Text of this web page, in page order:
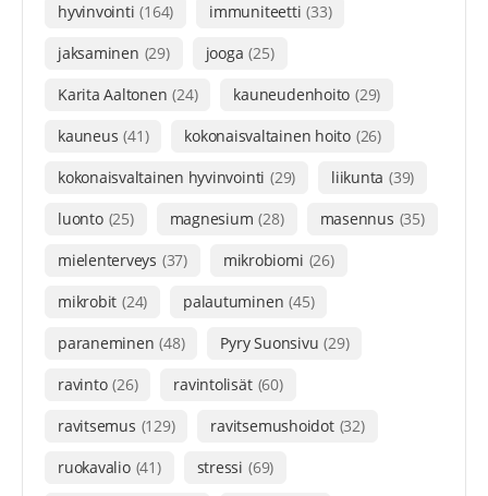
hyvinvointi (164) immuniteetti (33)
jaksaminen (29) jooga (25)
Karita Aaltonen (24) kauneudenhoito (29)
kauneus (41) kokonaisvaltainen hoito (26)
kokonaisvaltainen hyvinvointi (29) liikunta (39)
luonto (25) magnesium (28) masennus (35)
mielenterveys (37) mikrobiomi (26)
mikrobit (24) palautuminen (45)
paraneminen (48) Pyry Suonsivu (29)
ravinto (26) ravintolisät (60)
ravitsemus (129) ravitsemushoidot (32)
ruokavalio (41) stressi (69)